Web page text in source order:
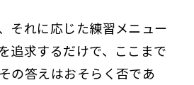
それに応じた練習メニュー
追求するだけで、ここまで
の答えはおそらく否であ